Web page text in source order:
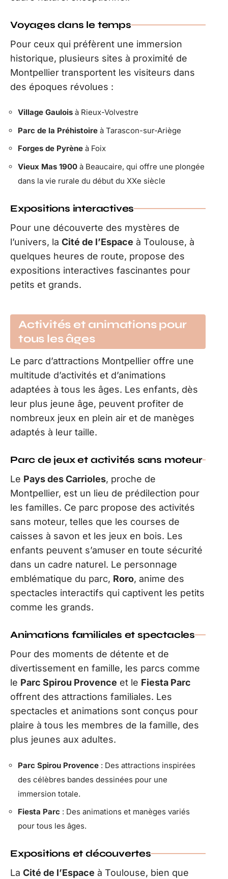
Voyages dans le temps
Pour ceux qui préfèrent une immersion
historique, plusieurs sites à proximité de
Montpellier transportent les visiteurs dans
des époques révolues :
Village Gaulois à Rieux-Volvestre
Parc de la Préhistoire à Tarascon-sur-Ariège
Forges de Pyrène à Foix
Vieux Mas 1900 à Beaucaire, qui offre une plongée
dans la vie rurale du début du XXe siècle
Expositions interactives
Pour une découverte des mystères de
l’univers, la Cité de l’Espace à Toulouse, à
quelques heures de route, propose des
expositions interactives fascinantes pour
petits et grands.
Activités et animations pour
tous les âges
Le parc d’attractions Montpellier offre une
multitude d’activités et d’animations
adaptées à tous les âges. Les enfants, dès
leur plus jeune âge, peuvent profiter de
nombreux jeux en plein air et de manèges
adaptés à leur taille.
Parc de jeux et activités sans moteur
Le Pays des Carrioles, proche de
Montpellier, est un lieu de prédilection pour
les familles. Ce parc propose des activités
sans moteur, telles que les courses de
caisses à savon et les jeux en bois. Les
enfants peuvent s’amuser en toute sécurité
dans un cadre naturel. Le personnage
emblématique du parc, Roro, anime des
spectacles interactifs qui captivent les petits
comme les grands.
Animations familiales et spectacles
Pour des moments de détente et de
divertissement en famille, les parcs comme
le Parc Spirou Provence et le Fiesta Parc
offrent des attractions familiales. Les
spectacles et animations sont conçus pour
plaire à tous les membres de la famille, des
plus jeunes aux adultes.
Parc Spirou Provence : Des attractions inspirées
des célèbres bandes dessinées pour une
immersion totale.
Fiesta Parc : Des animations et manèges variés
pour tous les âges.
Expositions et découvertes
La Cité de l’Espace à Toulouse, bien que